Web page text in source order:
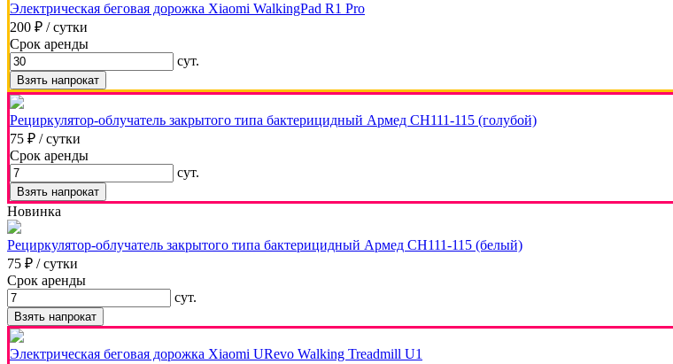
Электрическая беговая дорожка Xiaomi WalkingPad R1 Pro
200 ₽ / сутки
Срок аренды
сут.
Взять напрокат
Рециркулятор-облучатель закрытого типа бактерицидный Армед СH111-115 (голубой)
75 ₽ / сутки
Срок аренды
сут.
Взять напрокат
Новинка
Рециркулятор-облучатель закрытого типа бактерицидный Армед СH111-115 (белый)
75 ₽ / сутки
Срок аренды
сут.
Взять напрокат
Электрическая беговая дорожка Xiaomi URevo Walking Treadmill U1